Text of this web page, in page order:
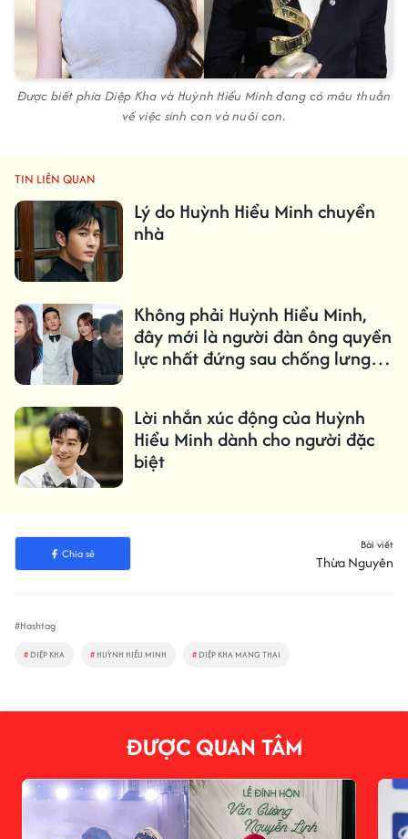
Được biết phía Diệp Kha và Huỳnh Hiểu Minh đang có mâu thuẫn
về việc sinh con và nuôi con.
TIN LIÊN QUAN
Lý do Huỳnh Hiểu Minh chuyển
nhà
Không phải Huỳnh Hiểu Minh,
đây mới là người đàn ông quyền
lực nhất đứng sau chống lưng
Lời nhắn xúc động của Huỳnh
Hiểu Minh dành cho người đặc
biệt
Chia sẻ
Bài viết
Thừa Nguyên
#Hashtag
# DIỆP KHA # HUỲNH HIỂU MINH # DIỆP KHA MANG THAI
ĐƯỢC QUAN TÂM